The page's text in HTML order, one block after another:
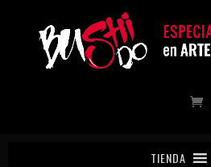
TIENDA